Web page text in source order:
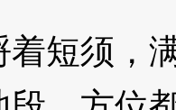
短须，